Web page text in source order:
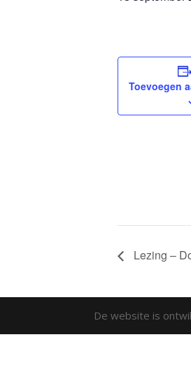
Toevoegen
Lezing –
De website is